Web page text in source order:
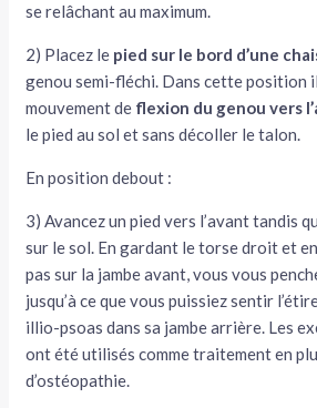
se relâchant au maximum.
2) Placez le pied sur le bord d’une
genou semi-fléchi. Dans cette position
mouvement de flexion du genou vers
le pied au sol et sans décoller le talon.
En position debout :
3) Avancez un pied vers l’avant tandis
sur le sol. En gardant le torse droit et
pas sur la jambe avant, vous vous
jusqu’à ce que vous puissiez sentir
illio-psoas dans sa jambe arrière. Les
ont été utilisés comme traitement en
d’ostéopathie.